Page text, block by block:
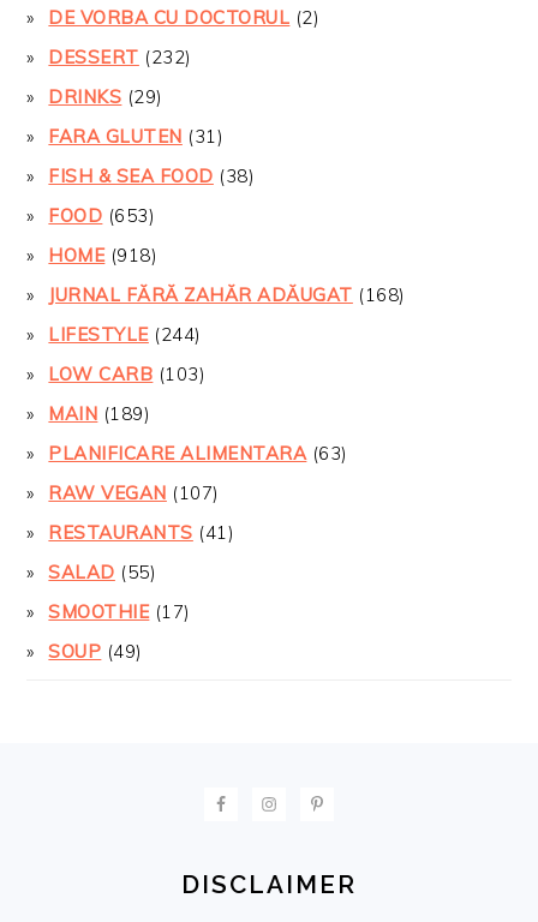
DE VORBA CU DOCTORUL (2)
DESSERT (232)
DRINKS (29)
FARA GLUTEN (31)
FISH & SEA FOOD (38)
FOOD (653)
HOME(918)
JURNAL FĂRĂ ZAHĂR ADĂUGAT (168)
LIFESTYLE(244)
LOW CARB (103)
MAIN (189)
PLANIFICARE ALIMENTARA(63)
RAW VEGAN (107)
RESTAURANTS (41)
SALAD (55)
SMOOTHIE(17)
SOUP (49)
DISCLAIMER